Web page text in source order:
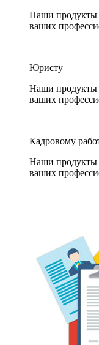
Наши продукты
ваших
Юристу
Наши продукты
ваших
Кадровому
Наши продукты
ваших